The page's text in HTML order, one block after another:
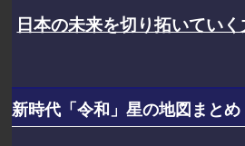
日本の未来を切り拓いていく
新時代「令和」星の地図まとめ